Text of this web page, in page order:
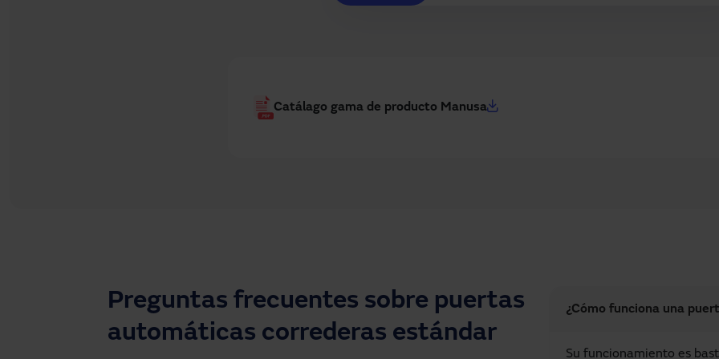
Catálago gama de producto Manusa
Preguntas frecuentes sobre puertas
automáticas correderas estándar
¿Cómo funciona una
Su funcionamiento es